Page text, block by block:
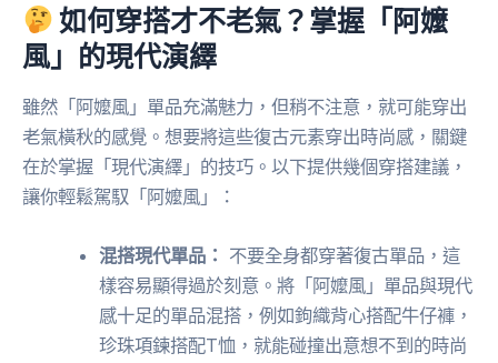
如何穿搭才不老氣？掌握「阿嬤
風」的現代演繹
雖然「阿嬤風」單品充滿魅力，但稍不注意，就可能穿出
老氣橫秋的感覺。想要將這些復古元素穿出時尚感，關鍵
在於掌握「現代演繹」的技巧。以下提供幾個穿搭建議，
讓你輕鬆駕馭「阿嬤風」：
混搭現代單品： 不要全身都穿著復古單品，這
樣容易顯得過於刻意。將「阿嬤風」單品與現代
感十足的單品混搭，例如鉤織背心搭配牛仔褲，
珍珠項鍊搭配T恤，就能碰撞出意想不到的時尚